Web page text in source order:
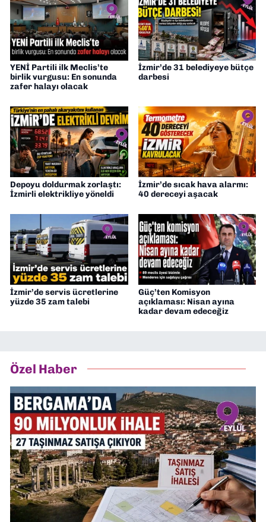
yapıyorum
YENİ Partili ilk Meclis’te
birlik vurgusu: En sonunda
zafer halayı olacak
İzmir’de 31 belediyeye bütçe
darbesi
Depoyu doldurmak zorlaştı:
İzmirli elektrikliye yöneldi
İzmir’de sıcak hava alarmı:
40 dereceyi aşacak
İzmir’de servis ücretlerine
yüzde 35 zam talebi
Güç’ten Komisyon
açıklaması: Nisan ayına
kadar devam edeceğiz
Özel Haber